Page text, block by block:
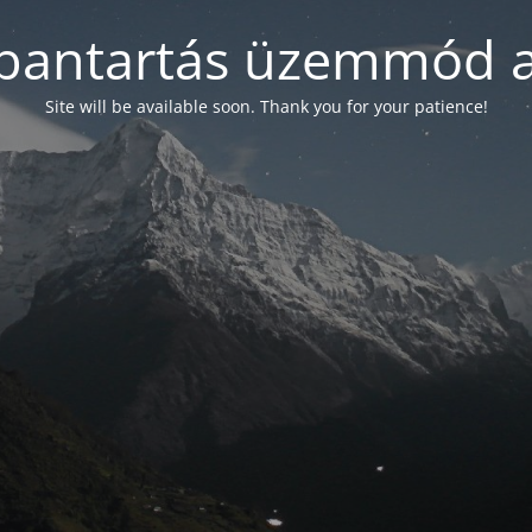
üzemmód
Site will be available soon. Thank you for your patience!